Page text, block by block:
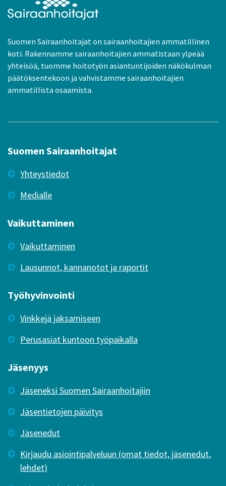
Suomen Sairaanhoitajat on sairaanhoitajien ammatillinen
koti. Rakennamme sairaanhoitajien ammatistaan ylpeää
yhteisöä, tuomme hoitotyön asiantuntijoiden näkökulman
päätöksentekoon ja vahvistamme sairaanhoitajien
ammatillista osaamista.
Suomen Sairaanhoitajat
Yhteystiedot
Medialle
Vaikuttaminen
Vaikuttaminen
Lausunnot, kannanotot ja raportit
Työhyvinvointi
Vinkkejä jaksamiseen
Perusasiat kuntoon työpaikalla
Jäsenyys
Jäseneksi Suomen Sairaanhoitajiin
Jäsentietojen päivitys
Jäsenedut
Kirjaudu asiointipalveluun (omat tiedot, jäsenedut,
lehdet)